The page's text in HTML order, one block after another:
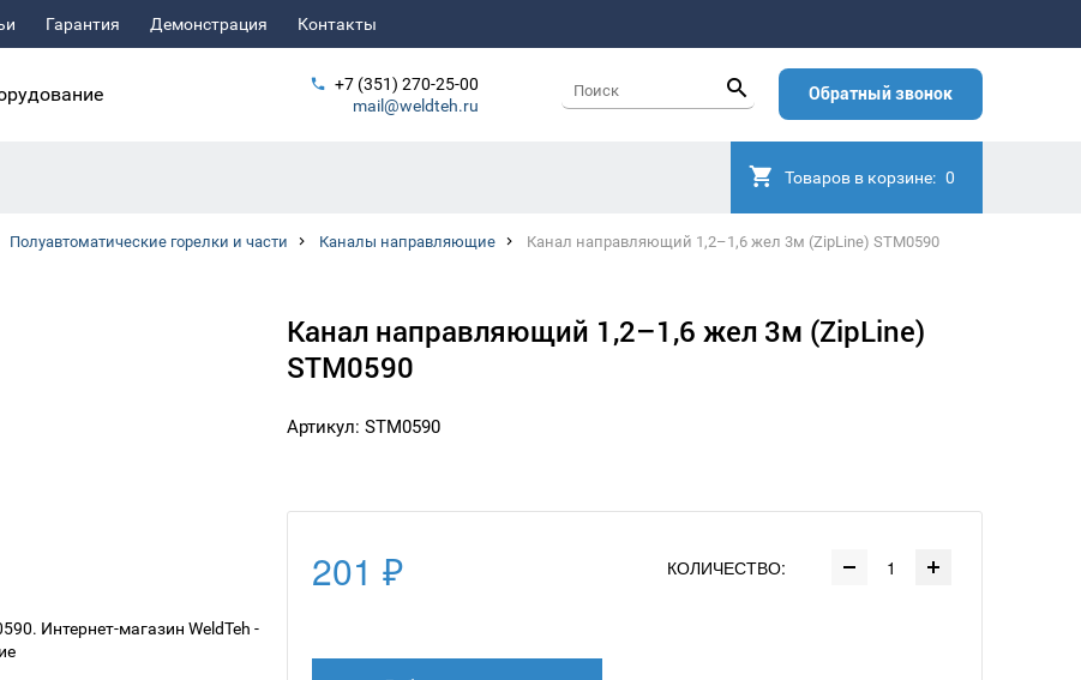
Гарантия Демонстрация Контакты
+7 (351) 270-25-00
mail@weldteh.ru
Обратный звонок
Товаров в корзине: 0
Полуавтоматические горелки и части Каналы направляющие Канал направляющий 1,2–1,6 жел 3м (ZipLine) STM0590
Канал направляющий 1,2–1,6 жел 3м (ZipLine)
STM0590
Артикул: STM0590
201 ₽ КОЛИЧЕСТВО: